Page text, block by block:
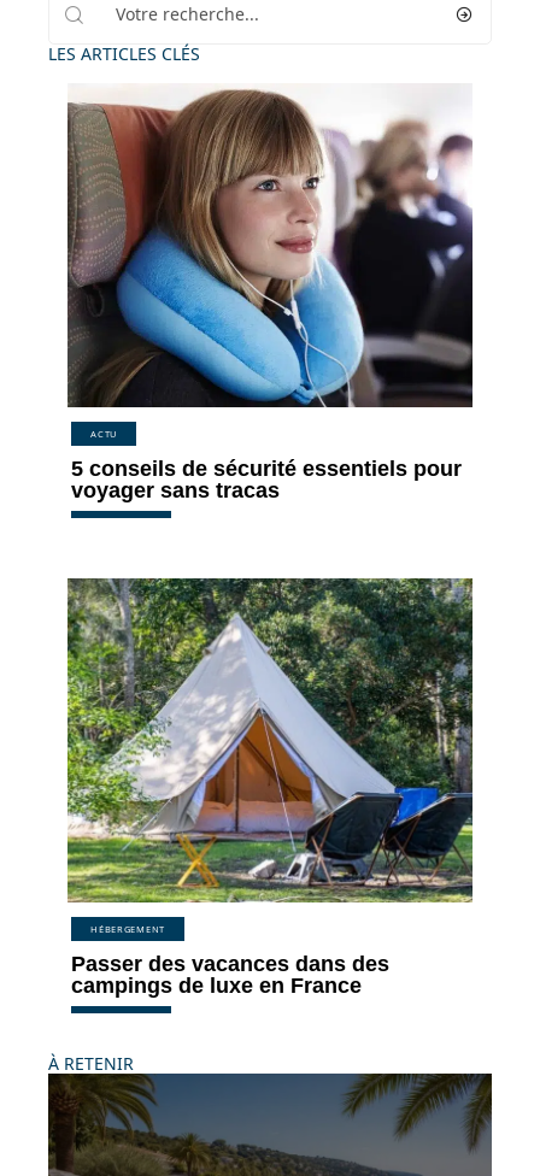
LES ARTICLES CLÉS
ACTU
5 conseils de sécurité essentiels pour
voyager sans tracas
HÉBERGEMENT
Passer des vacances dans des
campings de luxe en France
À RETENIR